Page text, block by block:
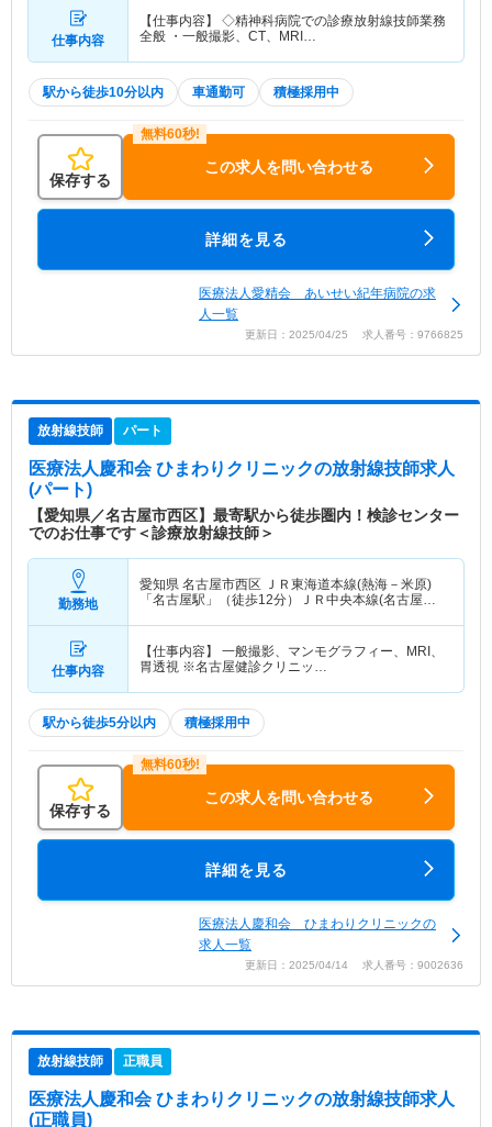
仕事内容
【仕事内容】 ◇精神科病院での診療放射線技師業務
全般 ・一般撮影、CT、MRI…
駅から徒歩10分以内 車通勤可 積極採用中
保存する
この求人を問い合わせる
詳細を見る
医療法人愛精会 あいせい紀年病院の求
人一覧
更新日：2025/04/25 求人番号：9766825
放射線技師 パート
医療法人慶和会 ひまわりクリニックの放射線技師求人
(パート)
【愛知県／名古屋市西区】最寄駅から徒歩圏内！検診センター
でのお仕事です＜診療放射線技師＞
勤務地
愛知県 名古屋市西区 ＪＲ東海道本線(熱海－米原)
「名古屋駅」（徒歩12分）ＪＲ中央本線(名古屋－
仕事内容
【仕事内容】 一般撮影、マンモグラフィー、MRI、
胃透視 ※名古屋健診クリニッ…
駅から徒歩5分以内 積極採用中
保存する
この求人を問い合わせる
詳細を見る
医療法人慶和会 ひまわりクリニックの
求人一覧
更新日：2025/04/14 求人番号：9002636
放射線技師 正職員
医療法人慶和会 ひまわりクリニックの放射線技師求人
(正職員)